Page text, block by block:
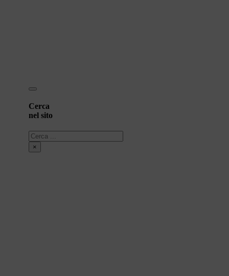
Cerca
nel sito
Cerca
×